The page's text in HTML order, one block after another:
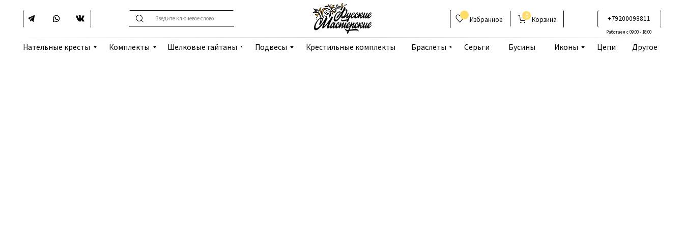
0 Корзина
Нательные кресты Комплекты Шелковые гайтаны Подвесы Крестильные комплекты Серьги Бусины Иконы
+79200098811
Введите ключевое слово
Работаем с 09:00 - 18:00